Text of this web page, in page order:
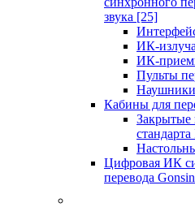
звука [25]
ИК-
ИК-
Пульты
Наушники
Кабины для
Закрытые
Цифровая ИК
перевода Gonsin